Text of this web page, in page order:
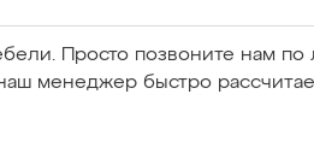
Просто позвоните нам
менеджер быстро